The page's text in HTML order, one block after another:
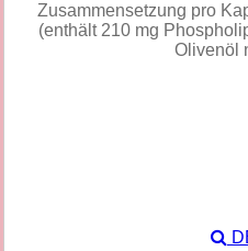
Zusammensetzung pro
(enthält 210 mg
Olivenöl